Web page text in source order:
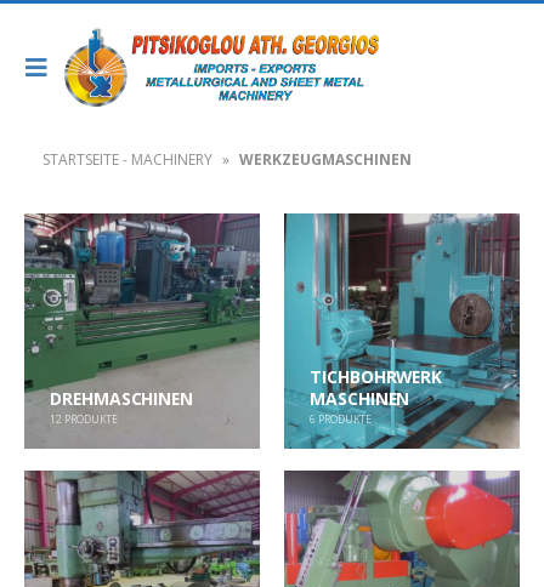
STARTSEITE - MACHINERY » WERKZEUGMASCHINEN
DREHMASCHINEN
12 PRODUKTE
TICHBOHRWERK
MASCHINEN
6 PRODUKTE